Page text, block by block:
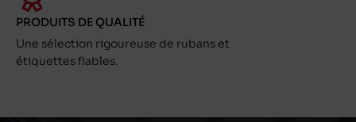
PRODUITS DE QUALITÉ
Une sélection rigoureuse de rubans et
étiquettes fiables.